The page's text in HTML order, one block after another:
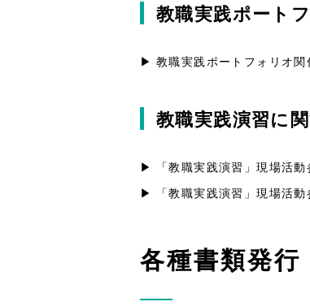
教職実践ポート
教職実践ポートフォリオ関
教職実践演習に
「教職実践演習」現場活
「教職実践演習」現場活
各種書類発行